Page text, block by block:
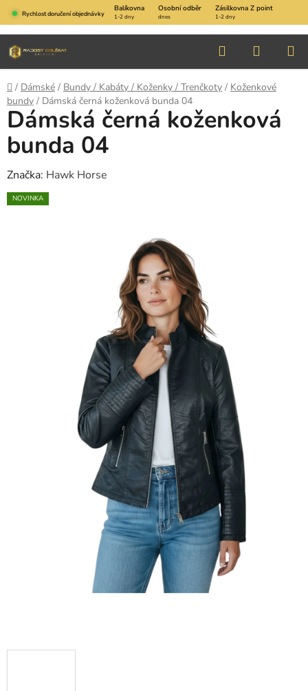
Přejít
na
obsah
Rychlost doručení objednávky
Balíkovna Osobní odběr Zásilkovna Z point
1-2 dny dnes 1-2 dny
Hledat
KOŠÍK
Domů
/ Dámské / Bundy / Kabáty / Koženky / Trenčkoty / Koženkové
bundy / Dámská černá koženková bunda 04
Dámská černá koženková
bunda 04
Značka: Hawk Horse
NOVINKA